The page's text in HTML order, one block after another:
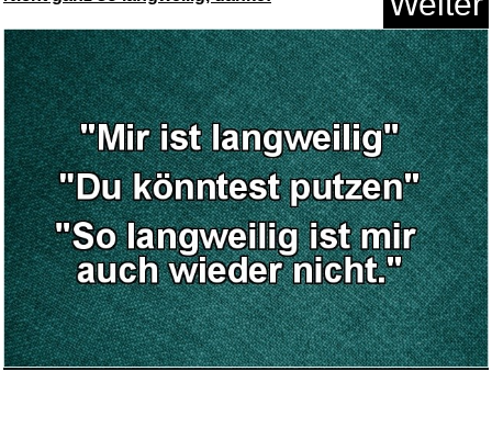
Pesipers Winkelklemmen, 1
St&u...
Anzeige